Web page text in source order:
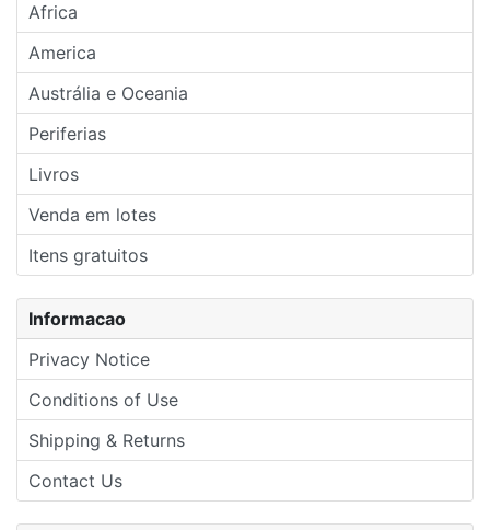
Africa
America
Austrália e Oceania
Periferias
Livros
Venda em lotes
Itens gratuitos
Informacao
Privacy Notice
Conditions of Use
Shipping & Returns
Contact Us